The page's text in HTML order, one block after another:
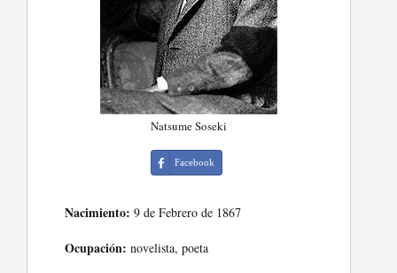
Natsume Soseki
Facebook
Nacimiento: 9 de Febrero de 1867
Ocupación: novelista, poeta